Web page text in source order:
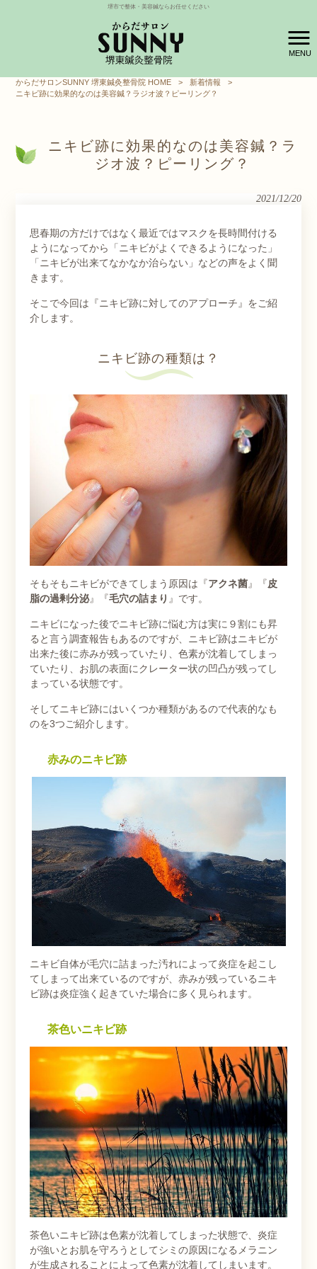
堺市で整体・美容鍼ならお任せください
MENU
からだサロンSUNNY 堺東鍼灸整骨院 HOME > 新着情報
>
ニキビ跡に効果的なのは美容鍼？ラジオ波？ピーリング？
ニキビ跡に効果的なのは美容鍼？ラ
ジオ波？ピーリング？
2021/12/20
思春期の方だけではなく最近ではマスクを長時間付ける
ようになってから「ニキビがよくできるようになった」
「ニキビが出来てなかなか治らない」などの声をよく聞
きます。
そこで今回は『ニキビ跡に対してのアプローチ』をご紹
介します。
ニキビ跡の種類は？
そもそもニキビができてしまう原因は『アクネ菌 』『 皮
脂の過剰分泌』『毛穴の詰まり 』です。
ニキビになった後でニキビ跡に悩む方は実に９割にも昇
ると言う調査報告もあるのですが、ニキビ跡はニキビが
出来た後に赤みが残っていたり、色素が沈着してしまっ
ていたり、お肌の表面にクレーター状の凹凸が残ってし
まっている状態です。
そしてニキビ跡にはいくつか種類があるので代表的なも
のを3つご紹介します。
赤みのニキビ跡
ニキビ自体が毛穴に詰まった汚れによって炎症を起こし
てしまって出来ているのですが、赤みが残っているニキ
ビ跡は炎症強く起きていた場合に多く見られます。
茶色いニキビ跡
茶色いニキビ跡は色素が沈着してしまった状態で、炎症
が強いとお肌を守ろうとしてシミの原因になるメラニン
が生成されることによって色素が沈着してしまいます。